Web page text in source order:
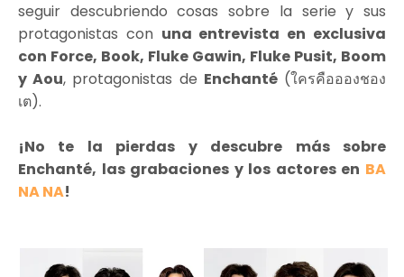
seguir descubriendo cosas sobre la serie y sus
protagonistas con una entrevista en exclusiva
con Force, Book, Fluke Gawin, Fluke Pusit, Boom
y Aou, protagonistas de Enchanté(ใครคืออองชอง
เต).
¡No te la pierdas y descubre más sobre
Enchanté, las grabaciones y los actores en BA
NA NA!